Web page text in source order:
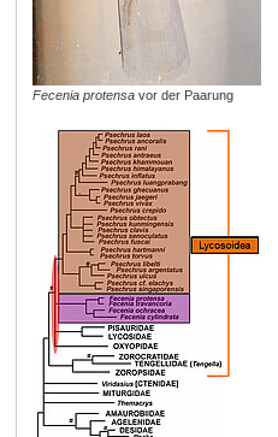
Fecenia protensavor der Paarung